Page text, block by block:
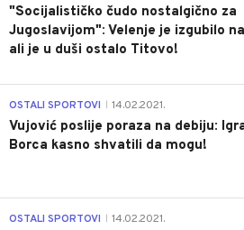
"Socijalističko čudo nostalgično za
Jugoslavijom": Velenje je izgubilo
ali je u duši ostalo Titovo!
OSTALI SPORTOVI 14.02.2021.
Vujović poslije poraza na debiju:
Borca kasno shvatili da mogu!
OSTALI SPORTOVI 14.02.2021.